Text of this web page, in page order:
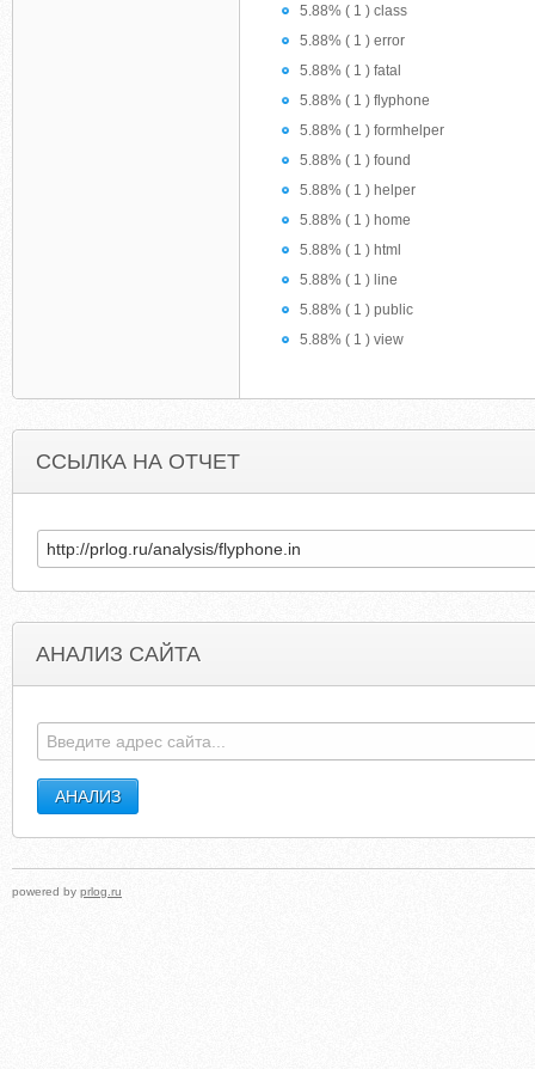
5.88% ( 1 ) class
5.88% ( 1 ) error
5.88% ( 1 ) fatal
5.88% ( 1 ) flyphone
5.88% ( 1 ) formhelper
5.88% ( 1 ) found
5.88% ( 1 ) helper
5.88% ( 1 ) home
5.88% ( 1 ) html
5.88% ( 1 ) line
5.88% ( 1 ) public
5.88% ( 1 ) view
ССЫЛКА НА ОТЧЕТ
АНАЛИЗ САЙТА
powered by prlog.ru